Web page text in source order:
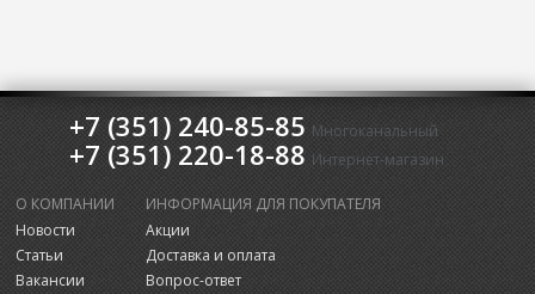
+7 (351) 240-85-85 Многоканальный
+7 (351) 220-18-88 Интернет-магазин
О КОМПАНИИ
Новости
Статьи
Вакансии
ИНФОРМАЦИЯ ДЛЯ ПОКУПАТЕЛЯ
Акции
Доставка и оплата
Вопрос-ответ